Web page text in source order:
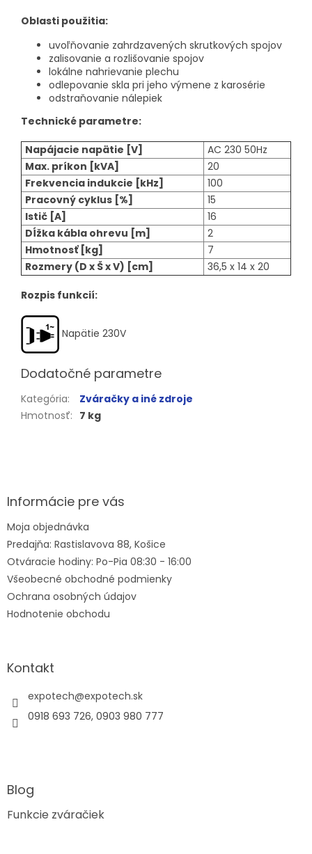
Oblasti použitia:
uvoľňovanie zahrdzavených skrutkových spojov
zalisovanie a rozlišovanie spojov
lokálne nahrievanie plechu
odlepovanie skla pri jeho výmene z karosérie
odstraňovanie nálepiek
Technické parametre:
Napájacie napätie [V]
AC 230 50Hz
Max. príkon [kVA]
20
Frekvencia indukcie [kHz]
100
Pracovný cyklus [%]
15
Istič [A]
16
Dĺžka kábla ohrevu [m]
2
Hmotnosť [kg]
7
Rozmery (D x Š x V) [cm]
36,5 x 14 x 20
Rozpis funkcií:
Napätie 230V
Dodatočné parametre
Kategória:
Zváračky a iné zdroje
Hmotnosť: 7 kg
ä
e
Informácie pre vás
Moja objednávka
Predajňa: Rastislavova 88, Košice
Otváracie hodiny: Po-Pia 08:30 - 16:00
Všeobecné obchodné podmienky
Ochrana osobných údajov
Hodnotenie obchodu
Kontakt
expotech@expotech.sk
0918 693 726, 0903 980 777
Blog
Funkcie zváračiek